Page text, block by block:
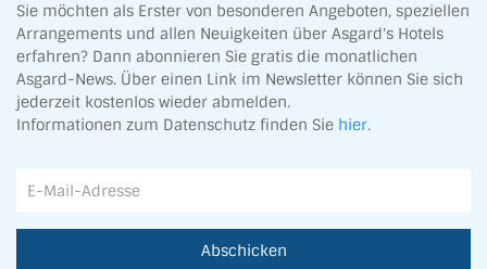
Sie möchten als Erster von besonderen Angeboten, speziellen
Arrangements und allen Neuigkeiten über Asgard's Hotels
erfahren? Dann abonnieren Sie gratis die monatlichen
Asgard-News. Über einen Link im Newsletter können Sie sich
jederzeit kostenlos wieder abmelden.
Informationen zum Datenschutz finden Sie hier.
Abschicken